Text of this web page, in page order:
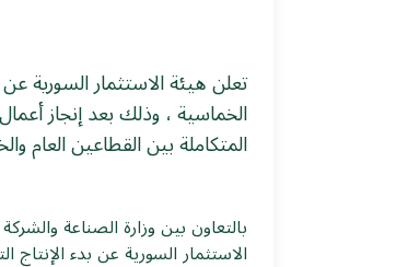
الخماسية ، وذلك بعد إنجاز
المتكاملة بين القطاعين العام
بالتعاون بين وزارة الصناعة